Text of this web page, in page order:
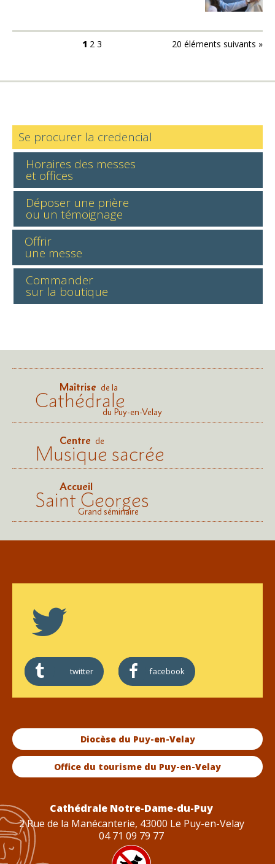
20 éléments suivants »
1 2 3
Se procurer la credencial
Horaires des messes
et offices
Déposer une prière
ou un témoignage
Offrir
une messe
Commander
sur la boutique
Maîtrise de la
Cathédraledu Puy-en-Velay
Centre de
Musique sacrée
Accueil
Saint Georges
Grand séminaire
twitter facebook
Diocèse du Puy-en-Velay
Office du tourisme du Puy-en-Velay
Cathédrale Notre-Dame-du-Puy
2 Rue de la Manécanterie, 43000 Le Puy-en-Velay
04 71 09 79 77